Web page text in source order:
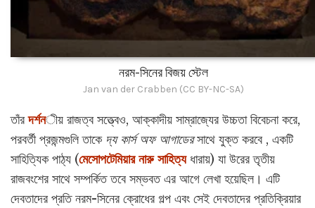
নরম-সিনের বিজয় স্টেল
Jan van der Crabben (CC BY-NC-SA)
তাঁরদর্শনীয় রাজত্ব সত্ত্বেও, আক্কাদীয় সাম্রাজ্যের উচ্চতা বিবেচনা করে,
পরবর্তী প্রজন্মগুলি তাকে দ্য কার্স অফ আগাডেরসাথে যুক্ত করবে , একটি
সাহিত্যিক পাঠ্য (মেসোপটেমিয়ার নারু সাহিত্যধারায়) যা উরের তৃতীয়
রাজবংশের সাথে সম্পর্কিত তবে সম্ভবত এর আগে লেখা হয়েছিল। এটি
দেবতাদের প্রতি নরম-সিনের ক্রোধের গল্প এবং সেই দেবতাদের প্রতিক্রিয়ার